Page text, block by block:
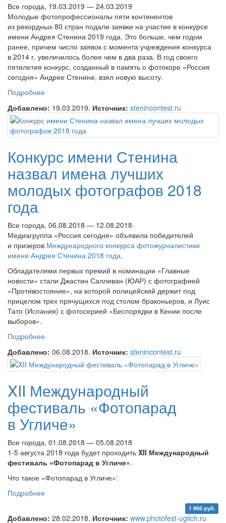
Все города, 19.03.2019 — 24.03.2019
Молодые фотопрофессионалы пяти континентов
из рекордных 80 стран подали заявки на участие в конкурсе
имени Андрея Стенина 2019 года. Это больше, чем годом
ранее, причем число заявок с момента учреждения конкурса
в 2014 г. увеличилось более чем в два раза. В год своего
пятилетия конкурс, созданный в память о фотокоре «Россия
сегодня» Андрее Стенине, взял новую высоту.
Подробнее
Добавлено: 19.03.2019. Источник: stenincontest.ru
Конкурс имени Стенина
назвал имена лучших
молодых фотографов 2018
года
Все города, 06.08.2018 — 12.08.2018
Медиагруппа «Россия сегодня» объявила победителей
и призеров Международного конкурса фотожурналистики
имени Андрея Стенина 2018 года.
Обладателями первых премий в номинации «Главные
новости» стали Джастин Салливан (ЮАР) с фотографией
«Противостояние», на которой полицейский держит под
прицелом трех прячущихся под столом браконьеров, и Луис
Тато (Испания) с фотосерией «Беспорядки в Кении после
выборов».
Подробнее
Добавлено: 06.08.2018. Источник: stenincontest.ru
XII Международный
фестиваль «Фотопарад
в Угличе»
Все города, 01.08.2018 — 05.08.2018
1-5 августа 2018 года будет проходить XII Международный
фестиваль «Фотопарад в Угличе».
Что такое «Фотопарад в Угличе»:
Подробнее
1 960 руб.
Добавлено: 28.02.2018. Источник: www.photofest-uglich.ru